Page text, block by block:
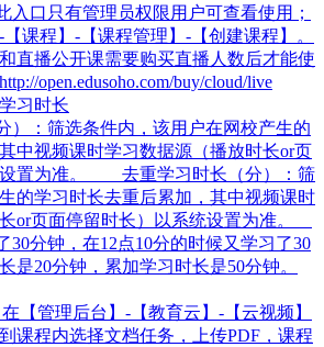
入口只有管理员权限用户可查看使用；
课程】-【课程管理】-【创建课程】。
直播公开课需要购买直播人数后才能使
open.edusoho.com/buy/cloud/live
习时长
：筛选条件内，该用户在网校产生的
中视频课时学习数据源（播放时长or页
设置为准。 去重学习时长（分）：筛
的学习时长去重后累加，其中视频课时
or页面停留时长）以系统设置为准。
30分钟，在12点10分的时候又学习了30
是20分钟，累加学习时长是50分钟。
【管理后台】-【教育云】-【云视频】
课程内选择文档任务，上传PDF，课程